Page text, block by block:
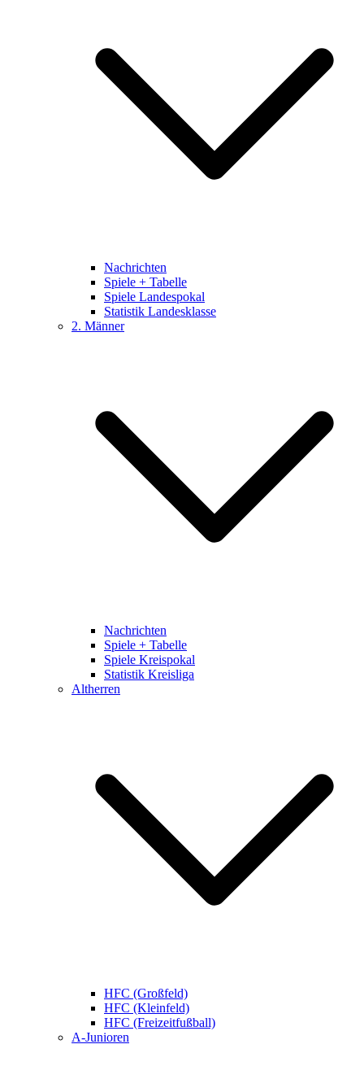
Nachrichten
Spiele + Tabelle
Spiele Landespokal
Statistik Landesklasse
2. Männer
Nachrichten
Spiele + Tabelle
Spiele Kreispokal
Statistik Kreisliga
Altherren
HFC (Großfeld)
HFC (Kleinfeld)
HFC (Freizeitfußball)
A-Junioren